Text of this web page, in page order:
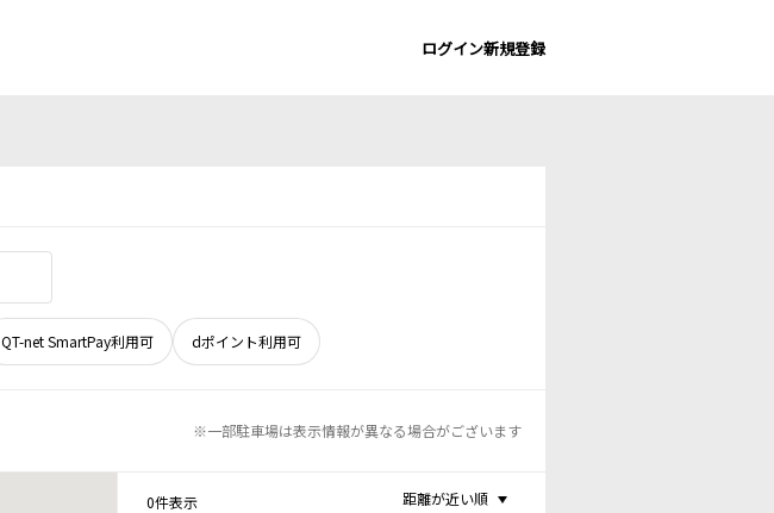
ログイン新規登録
QT-net SmartPay利用可 dポイント利用可
※一部駐車場は表示情報が異なる場合がございます
0件表示 距離が近い順